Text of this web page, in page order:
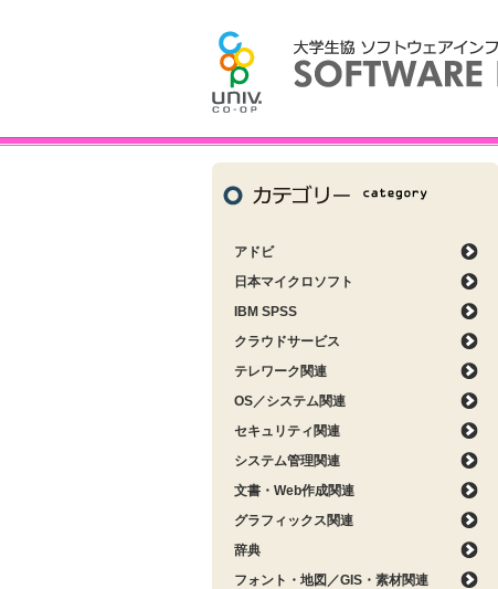
アドビ
日本マイクロソフト
IBM SPSS
クラウドサービス
テレワーク関連
OS／システム関連
セキュリティ関連
システム管理関連
文書・Web作成関連
グラフィックス関連
辞典
フォント・地図／GIS・素材関連